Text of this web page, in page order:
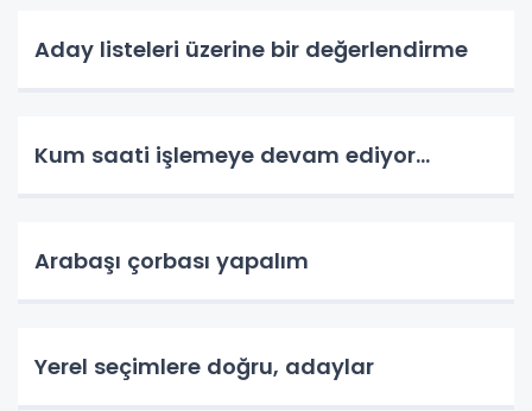
Aday listeleri üzerine bir değerlendirme
Kum saati işlemeye devam ediyor…
Arabaşı çorbası yapalım
Yerel seçimlere doğru, adaylar